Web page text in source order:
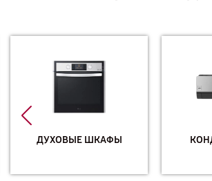
ДУХОВЫЕ ШКАФЫ